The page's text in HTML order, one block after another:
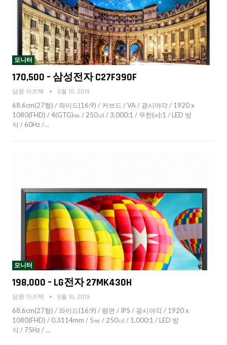
모니터
170,500 – 삼성전자 C27F390F
담원 아즈텍 8월 10, 2019
68.6cm(27형) / 와이드(16:9) / 커브드 / VA / 광시야각 / 1920 x
1080(FHD) / 4(GTG)㎳ / 250㏅ / 3,000:1 / 무한(∞):1 / LED 방
식 / 60Hz /…
모니터
198,000 – LG전자 27MK430H
담원 아즈텍 8월 10, 2019
68.6cm(27형) / 와이드(16:9) / 평면 / IPS / 광시야각 / 1920 x
1080(FHD) / 0.3114mm / 5㎳ / 250㏅ / 1,000:1 / LED 방
식 / 75Hz / …